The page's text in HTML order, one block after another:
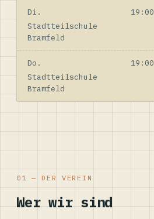
Di.
19:00
Stadtteilschule
Bramfeld
Do.
19:00
Stadtteilschule
Bramfeld
01 — DER VEREIN
Wer wir sind